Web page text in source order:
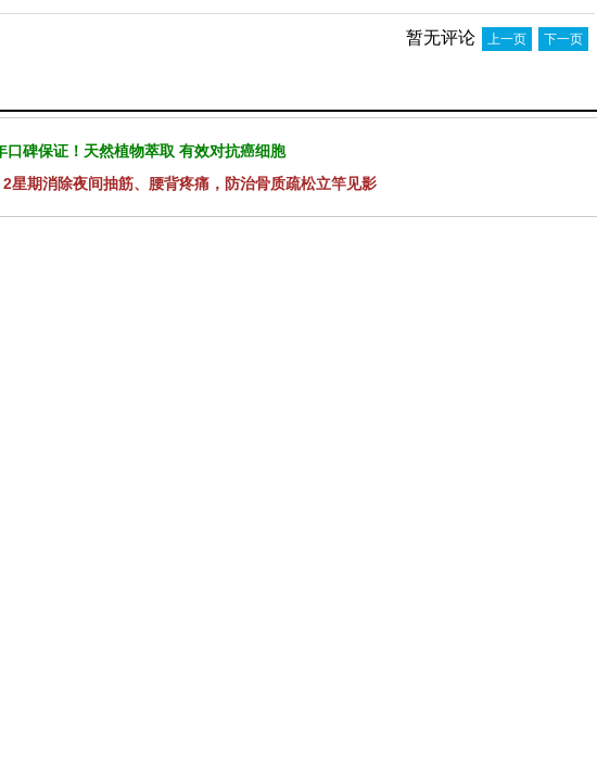
暂无评论 上一页 下一页
口碑保证！天然植物萃取 有效对抗癌细胞
星期消除夜间抽筋、腰背疼痛，防治骨质疏松立竿见影